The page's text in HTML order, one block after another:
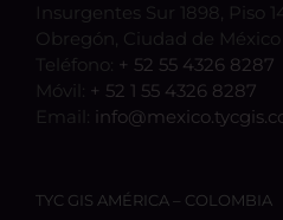
Insurgentes Sur 1898, Piso
Obregón, Ciudad de México
Teléfono: + 52 55 4326 8287
Móvil: + 52 1 55 4326 8287
Email:
TYC GIS AMÉRICA – COLOMBIA